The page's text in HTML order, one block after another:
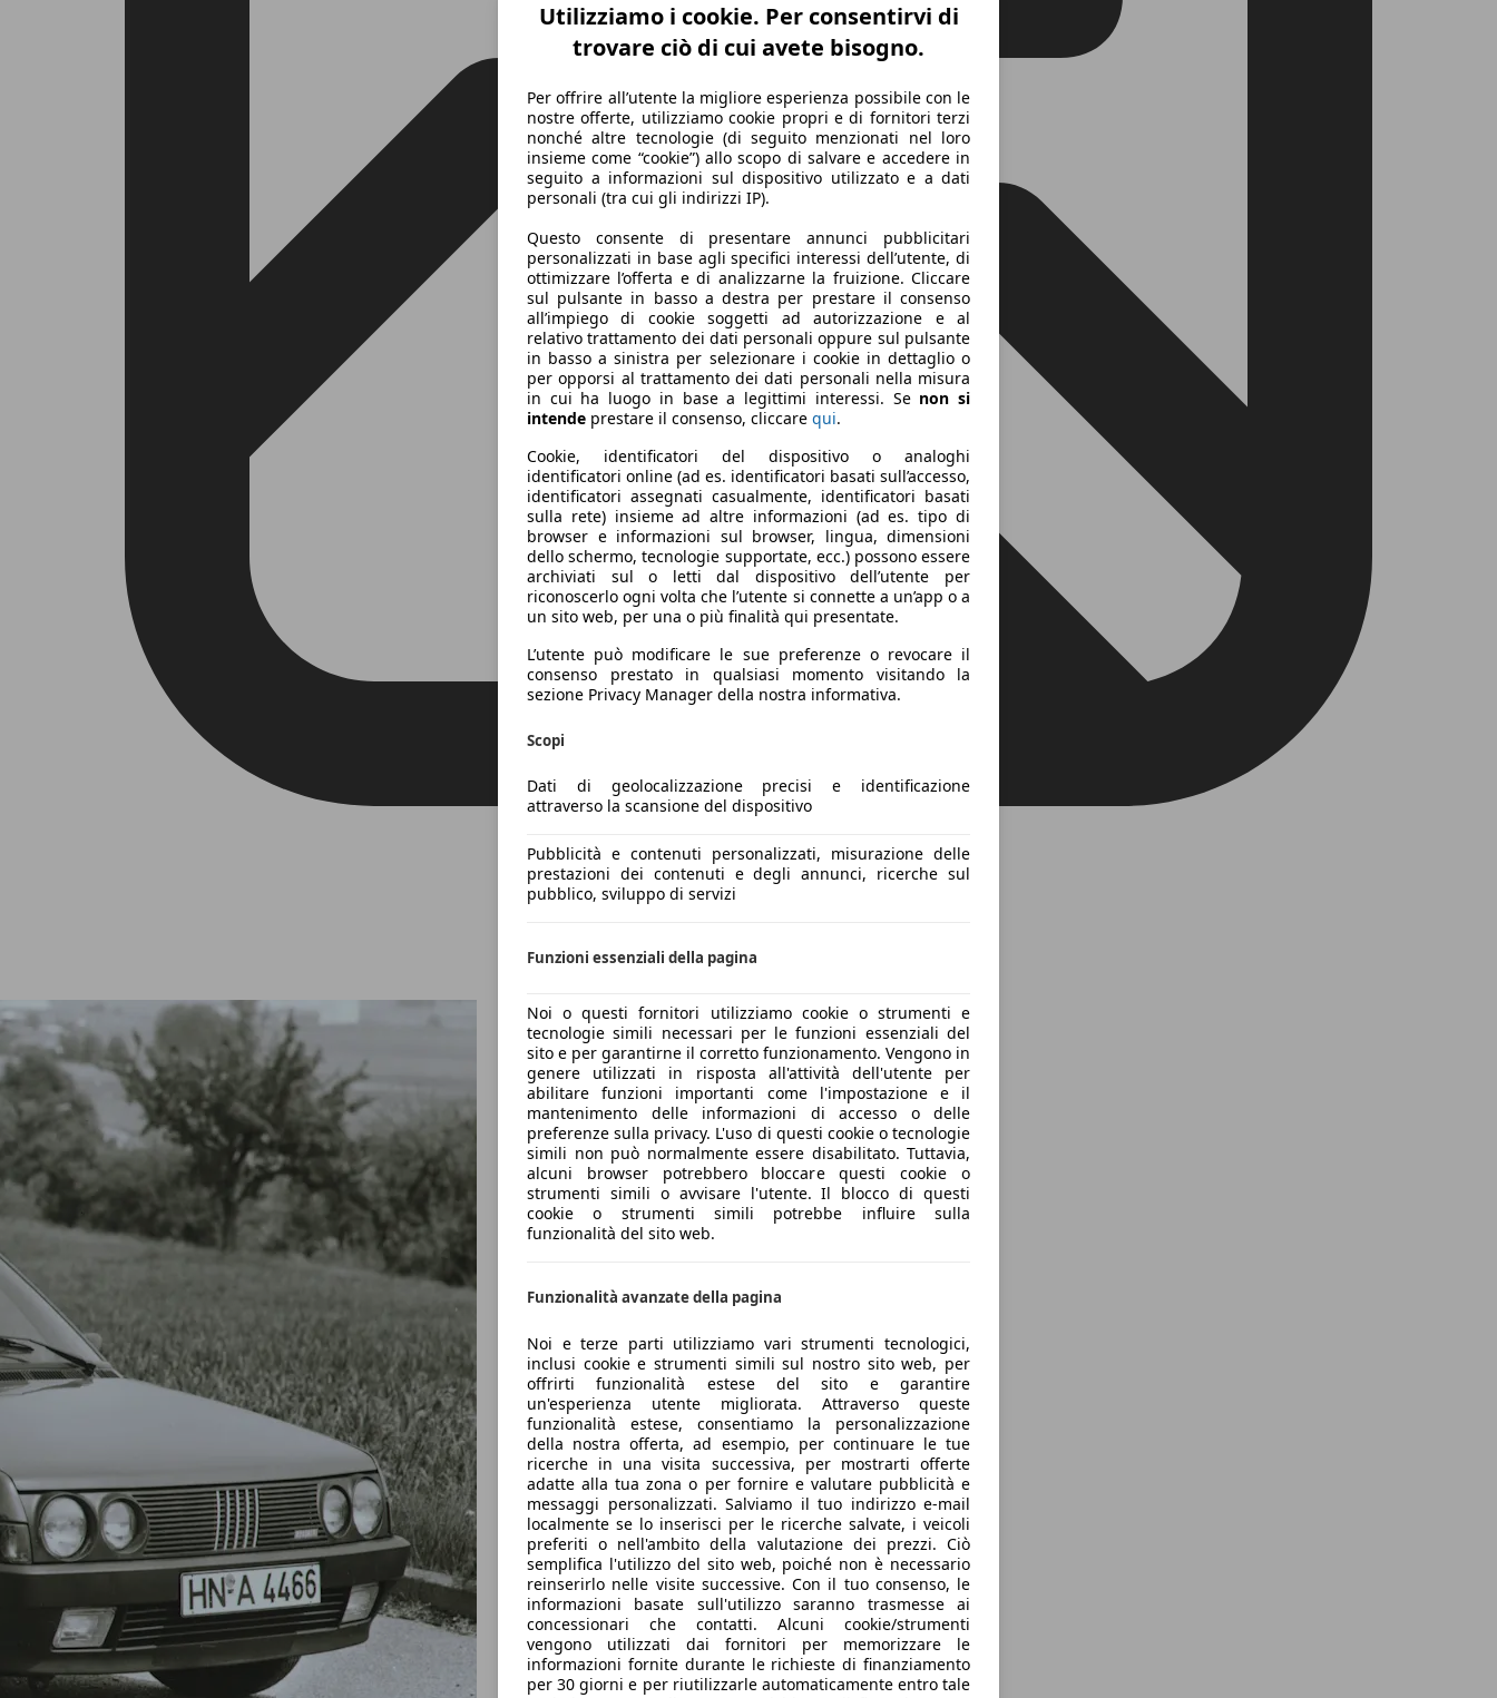
Utilizziamo i cookie. Per consentirvi di
trovare ciò di cui avete bisogno.
Per offrire all’utente la migliore esperienza possibile con le
nostre offerte, utilizziamo cookie propri e di fornitori terzi
nonché altre tecnologie (di seguito menzionati nel loro
insieme come “cookie”) allo scopo di salvare e accedere in
seguito a informazioni sul dispositivo utilizzato e a dati
personali (tra cui gli indirizzi IP).
Questo consente di presentare annunci pubblicitari
personalizzati in base agli specifici interessi dell’utente, di
ottimizzare l’offerta e di analizzarne la fruizione. Cliccare
sul pulsante in basso a destra per prestare il consenso
all’impiego di cookie soggetti ad autorizzazione e al
relativo trattamento dei dati personali oppure sul pulsante
in basso a sinistra per selezionare i cookie in dettaglio o
per opporsi al trattamento dei dati personali nella misura
in cui ha luogo in base a legittimi interessi. Se non si
intende prestare il consenso, cliccare qui.
Cookie, identificatori del dispositivo o analoghi
identificatori online (ad es. identificatori basati sull’accesso,
identificatori assegnati casualmente, identificatori basati
sulla rete) insieme ad altre informazioni (ad es. tipo di
browser e informazioni sul browser, lingua, dimensioni
dello schermo, tecnologie supportate, ecc.) possono essere
archiviati sul o letti dal dispositivo dell’utente per
riconoscerlo ogni volta che l’utente si connette a un’app o a
un sito web, per una o più finalità qui presentate.
L’utente può modificare le sue preferenze o revocare il
consenso prestato in qualsiasi momento visitando la
sezione Privacy Manager della nostra informativa.
Scopi
Dati di geolocalizzazione precisi e identificazione
attraverso la scansione del dispositivo
Pubblicità e contenuti personalizzati, misurazione delle
prestazioni dei contenuti e degli annunci, ricerche sul
pubblico, sviluppo di servizi
Funzioni essenziali della pagina
Noi o questi fornitori utilizziamo cookie o strumenti e
tecnologie simili necessari per le funzioni essenziali del
sito e per garantirne il corretto funzionamento. Vengono in
genere utilizzati in risposta all'attività dell'utente per
abilitare funzioni importanti come l'impostazione e il
mantenimento delle informazioni di accesso o delle
preferenze sulla privacy. L'uso di questi cookie o tecnologie
simili non può normalmente essere disabilitato. Tuttavia,
alcuni browser potrebbero bloccare questi cookie o
strumenti simili o avvisare l'utente. Il blocco di questi
cookie o strumenti simili potrebbe influire sulla
funzionalità del sito web.
Funzionalità avanzate della pagina
Noi e terze parti utilizziamo vari strumenti tecnologici,
inclusi cookie e strumenti simili sul nostro sito web, per
offrirti funzionalità estese del sito e garantire
un'esperienza utente migliorata. Attraverso queste
funzionalità estese, consentiamo la personalizzazione
della nostra offerta, ad esempio, per continuare le tue
ricerche in una visita successiva, per mostrarti offerte
adatte alla tua zona o per fornire e valutare pubblicità e
messaggi personalizzati. Salviamo il tuo indirizzo e-mail
localmente se lo inserisci per le ricerche salvate, i veicoli
preferiti o nell'ambito della valutazione dei prezzi. Ciò
semplifica l'utilizzo del sito web, poiché non è necessario
reinserirlo nelle visite successive. Con il tuo consenso, le
informazioni basate sull'utilizzo saranno trasmesse ai
concessionari che contatti. Alcuni cookie/strumenti
vengono utilizzati dai fornitori per memorizzare le
informazioni fornite durante le richieste di finanziamento
per 30 giorni e per riutilizzarle automaticamente entro tale